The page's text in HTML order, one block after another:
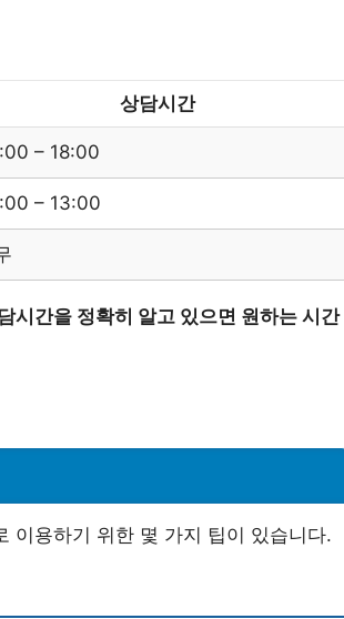
상담시간
– 18:00
– 13:00
시간을 정확히 알고 있으면 원하는 시간
이용하기 위한 몇 가지 팁이 있습니다.